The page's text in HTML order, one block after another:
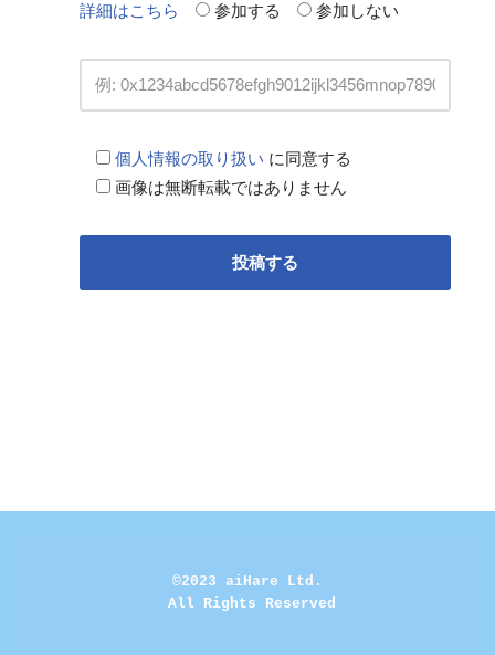
詳細はこちら
参加する 参加しない
個人情報の取り扱い に同意する
画像は無断転載ではありません
©2023 aiHare Ltd.
All Rights Reserved